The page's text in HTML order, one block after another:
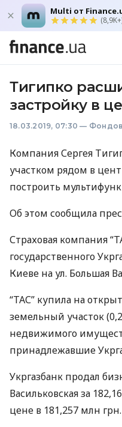
Multi от
Тигипко
застройку в
18.03.2019, 07:30 —
Компания Сергея
участком рядом в
построить
Об этом сообщила
Страховая компания “
государственного
Киеве на ул. Большая
“ТАС” купила на
земельный участок
недвижимого
принадлежавшие
Укргазбанк продал
Васильковская за
цене в 181,257 млн грн.